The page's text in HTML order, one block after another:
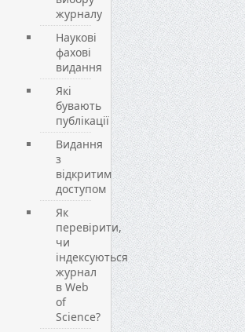
журналу
Наукові
фахові
видання
Які
бувають
публікації
Видання
з
відкритим
доступом
Як
перевірити,
чи
індексуються
журнал
в Web
of
Science?